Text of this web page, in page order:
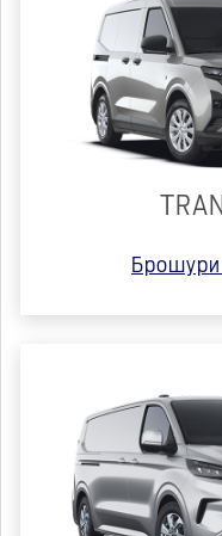
Брошури